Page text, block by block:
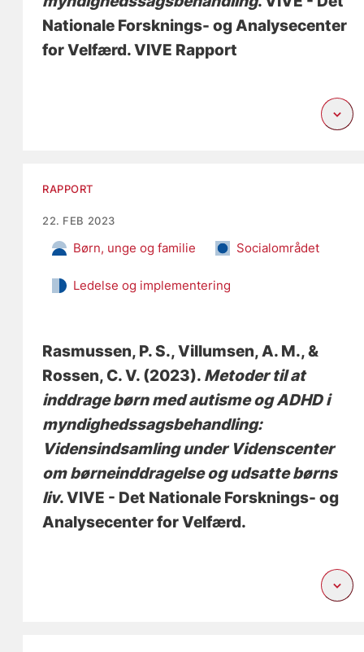
Nationale Forsknings- og Analysecenter
for Velfærd. VIVE Rapport
RAPPORT
22. FEB 2023
Børn, unge og familie Socialområdet
Ledelse og implementering
Rasmussen, P. S., Villumsen, A. M., &
Rossen, C. V. (2023). Metoder til at
inddrage børn med autisme og ADHD i
myndighedssagsbehandling:
Vidensindsamling under Videnscenter
om børneinddragelse og udsatte børns
liv. VIVE - Det Nationale Forsknings- og
Analysecenter for Velfærd.